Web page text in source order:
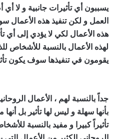
يسببون أي تأثيرات جانبية و لا
العمل و لكن تنفيذ هذه الأعمال
هذه الأعمال لكي لا يؤدي إلى أي
لهذه الأعمال بالنسبة للأشخاص
يقومون في تنفيذها سوف يكون
جداً بالنسبة لهم ، الأعمال
بأنها سهلة و ليس لها تأثير بل
تأثيراً كبيرا و مفيد بالنسبة